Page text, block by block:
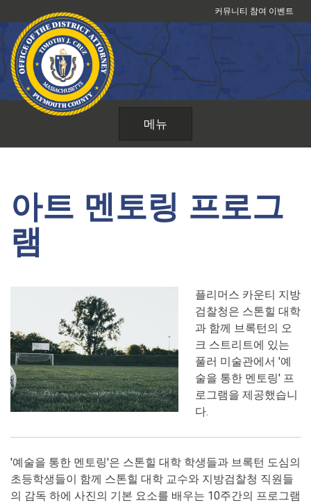
텐
츠
건
커뮤니티 참여 이벤트
메뉴
아트 멘토링 프로그
램
플리머스 카운티 지방
검찰청은 스톤힐 대학
과 함께 브록턴의 오
크 스트리트에 있는
풀러 미술관에서 '예
술을 통한 멘토링' 프
로그램을 제공했습니
다.
'예술을 통한 멘토링'은 스톤힐 대학 학생들과 브록턴 도심의
초등학생들이 함께 스톤힐 대학 교수와 지방검찰청 직원들
의 감독 하에 사진의 기본 요소를 배우는 10주간의 프로그램